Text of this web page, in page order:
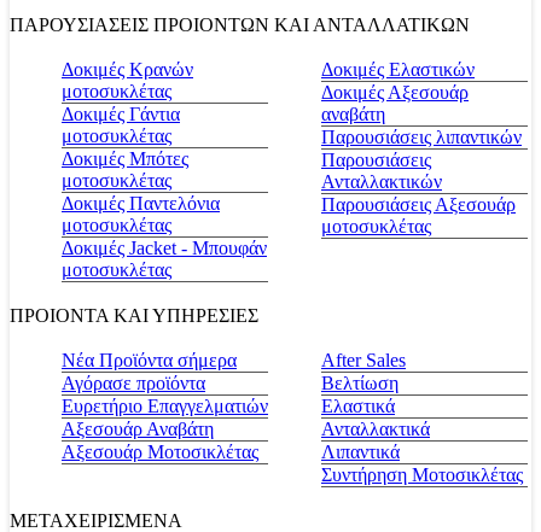
ΠΑΡΟΥΣΙΑΣΕΙΣ ΠΡΟΙΟΝΤΩΝ ΚΑΙ ΑΝΤΑΛΛΑΤΙΚΩΝ
Δοκιμές Κρανών
μοτοσυκλέτας
Δοκιμές Γάντια
μοτοσυκλέτας
Δοκιμές Μπότες
μοτοσυκλέτας
Δοκιμές Παντελόνια
μοτοσυκλέτας
Δοκιμές Jacket - Μπουφάν
μοτοσυκλέτας
Δοκιμές Ελαστικών
Δοκιμές Αξεσουάρ
αναβάτη
Παρουσιάσεις λιπαντικών
Παρουσιάσεις
Ανταλλακτικών
Παρουσιάσεις Αξεσουάρ
μοτοσυκλέτας
ΠΡΟΙΟΝΤΑ ΚΑΙ ΥΠΗΡΕΣΙΕΣ
Νέα Προϊόντα σήμερα
Αγόρασε προϊόντα
Ευρετήριο Επαγγελματιών
Αξεσουάρ Αναβάτη
Αξεσουάρ Μοτοσικλέτας
Αfter Sales
Βελτίωση
Ελαστικά
Ανταλλακτικά
Λιπαντικά
Συντήρηση Μοτοσικλέτας
ΜΕΤΑΧΕΙΡΙΣΜΕΝΑ